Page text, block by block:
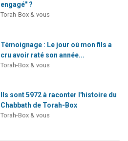
engagé" ?
Torah-Box & vous
Témoignage : Le jour où mon fils a
cru avoir raté son année...
Torah-Box & vous
Ils sont 5972 à raconter l'histoire du
Chabbath de Torah-Box
Torah-Box & vous